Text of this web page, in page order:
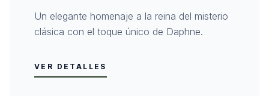
Un elegante homenaje a la reina del misterio
clásica con el toque único de Daphne.
VER DETALLES